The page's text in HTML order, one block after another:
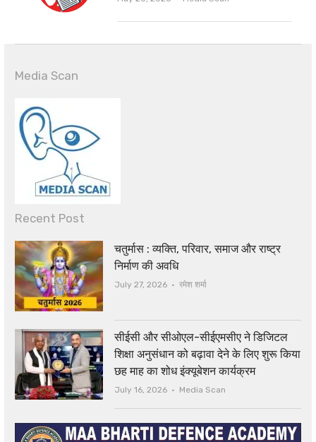
Media Scan
Recent Post
चतुर्मास : व्यक्ति, परिवार, समाज और राष्ट्र
निर्माण की अवधि
July 27, 2026 Author
रमेश शर्मा
सीईसी और सीओएल-सीईएमसीए ने डिजिटल
शिक्षा अनुसंधान को बढ़ावा देने के लिए शुरू किया
छह माह का शोध इंक्यूबेशन कार्यक्रम
July 16, 2026 Author
Media Scan